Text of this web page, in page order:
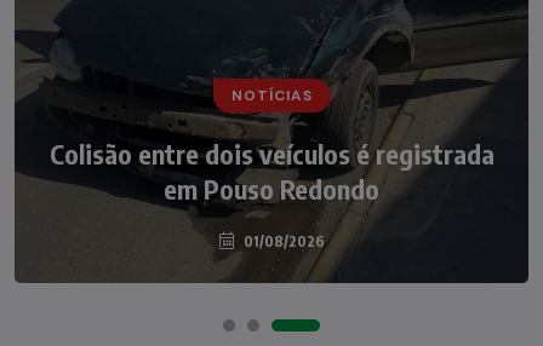
NOTÍCIAS
Colisão entre dois veículos é registrada
em Pouso Redondo
01/08/2026
NOTÍCIAS
Irmãos de 7 e 14 anos morrem
atropelados na BR-470 em Pouso
Redondo
04/08/2026